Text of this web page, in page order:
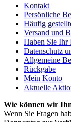
Kontakt
Persönliche
Häufig
Versand und
Haben Sie Ihr
Datenschutz
Allgemeine
Rückgabe
Mein Konto
Aktuelle
Wie können wir
Wenn Sie Fragen